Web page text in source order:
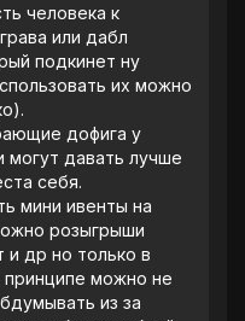
человека к
или дабл
подкинет ну
их можно
дофига у
могут давать лучше
себя.
мини ивенты на
розыгрыши
др но только в
принципе можно не
из за